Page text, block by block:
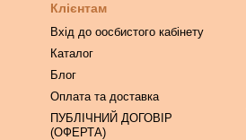
Клієнтам
Вхід до оосбистого кабінету
Каталог
Блог
Оплата та доставка
ПУБЛІЧНИЙ ДОГОВІР
(ОФЕРТА)